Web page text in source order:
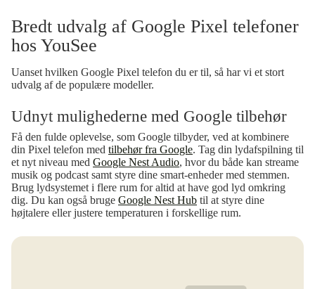
Bredt udvalg af Google Pixel telefoner
hos YouSee
Uanset hvilken Google Pixel telefon du er til, så har vi et stort
udvalg af de populære modeller.
Udnyt mulighederne med Google tilbehør
Få den fulde oplevelse, som Google tilbyder, ved at kombinere
din Pixel telefon med tilbehør fra Google. Tag din lydafspilning til
et nyt niveau med Google Nest Audio, hvor du både kan streame
musik og podcast samt styre dine smart-enheder med stemmen.
Brug lydsystemet i flere rum for altid at have god lyd omkring
dig. Du kan også bruge Google Nest Hub til at styre dine
højtalere eller justere temperaturen i forskellige rum.